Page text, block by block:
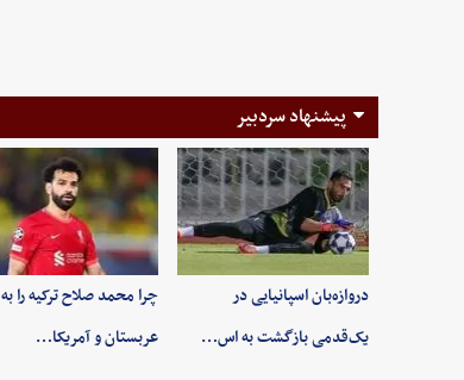
پیشنهاد سردبیر
دروازه‌بان اسپانیایی در
یک‌قدمی بازگشت به اس…
چرا محمد صلاح ترکیه را به
عربستان و آمریکا…